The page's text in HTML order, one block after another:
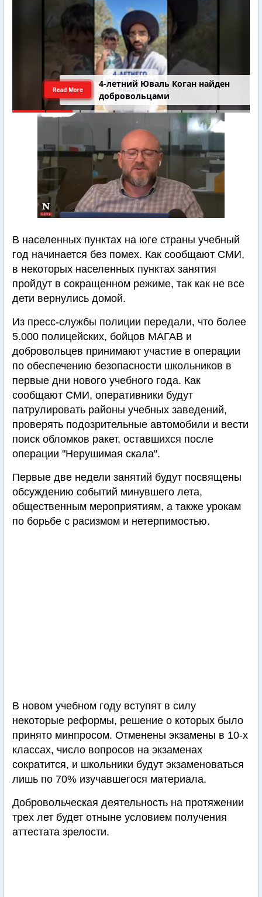
4-летний Юваль Коган найден
добровольцами
Read More
В населенных пунктах на юге страны учебный
год начинается без помех. Как сообщают СМИ,
в некоторых населенных пунктах занятия
пройдут в сокращенном режиме, так как не все
дети вернулись домой.
Из пресс-службы полиции передали, что более
5.000 полицейских, бойцов МАГАВ и
добровольцев принимают участие в операции
по обеспечению безопасности школьников в
первые дни нового учебного года. Как
сообщают СМИ, оперативники будут
патрулировать районы учебных заведений,
проверять подозрительные автомобили и вести
поиск обломков ракет, оставшихся после
операции "Нерушимая скала".
Первые две недели занятий будут посвящены
обсуждению событий минувшего лета,
общественным мероприятиям, а также урокам
по борьбе с расизмом и нетерпимостью.
В новом учебном году вступят в силу
некоторые реформы, решение о которых было
принято минпросом. Отменены экзамены в 10-х
классах, число вопросов на экзаменах
сократится, и школьники будут экзаменоваться
лишь по 70% изучавшегося материала.
Добровольческая деятельность на протяжении
трех лет будет отныне условием получения
аттестата зрелости.